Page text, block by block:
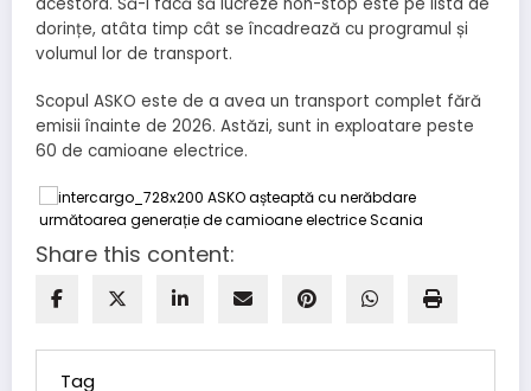
dorințe, atâta timp cât se încadrează cu programul și
volumul lor de transport.
Scopul ASKO este de a avea un transport complet fără
emisii înainte de 2026. Astăzi, sunt in exploatare peste
60 de camioane electrice.
Share this content:
Tag